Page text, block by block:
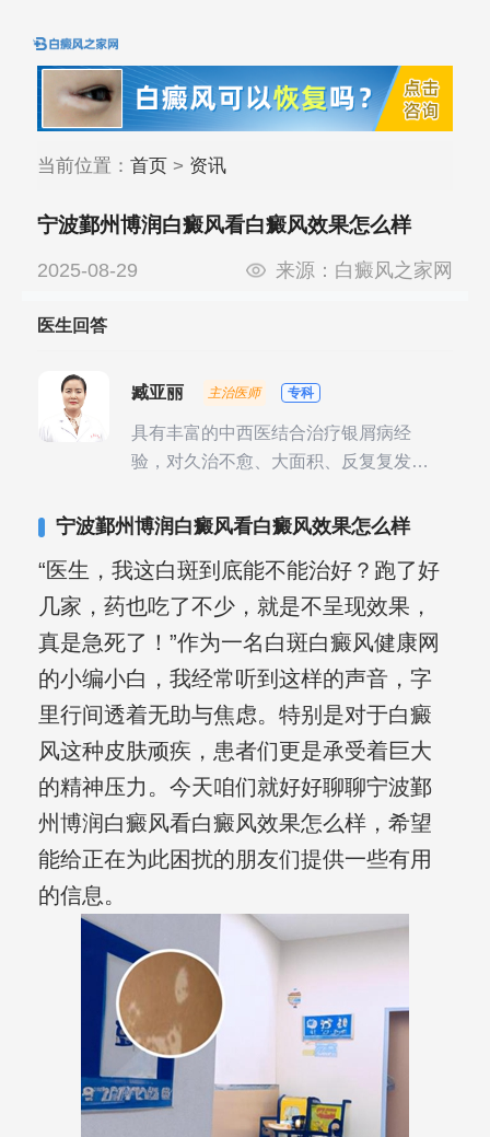
当前位置： 首页> 资讯
宁波鄞州博润白癜风看白癜风效果怎么样
2025-08-29 来源： 白癜风之家网
医生回答
臧亚丽 主治医师 专科
具有丰富的中西医结合治疗银屑病经
验，对久治不愈、大面积、反复复发性
宁波鄞州博润白癜风看白癜风效果怎么样
“医生，我这白斑到底能不能治好？跑了好
几家，药也吃了不少，就是不呈现效果，
真是急死了！”作为一名白斑白癜风健康网
的小编小白，我经常听到这样的声音，字
里行间透着无助与焦虑。特别是对于白癜
风这种皮肤顽疾，患者们更是承受着巨大
的精神压力。今天咱们就好好聊聊宁波鄞
州博润白癜风看白癜风效果怎么样，希望
能给正在为此困扰的朋友们提供一些有用
的信息。